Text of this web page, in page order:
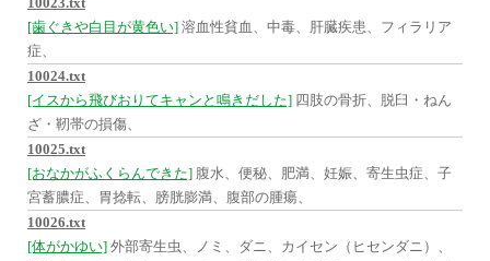
[歯ぐきや白目が黄色い] 溶血性貧血、中毒、肝臓疾患、フィラリア
症、
10024.txt
[イスから飛びおりてキャンと鳴きだした] 四肢の骨折、脱臼・ねん
ざ・靭帯の損傷、
10025.txt
[おなかがふくらんできた] 腹水、便秘、肥満、妊娠、寄生虫症、子
宮蓄膿症、胃捻転、膀胱膨満、腹部の腫瘍、
10026.txt
[体がかゆい] 外部寄生虫、ノミ、ダニ、カイセン（ヒセンダニ）、